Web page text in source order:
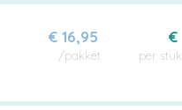
€ 16,95
/pakket
€
per stuk